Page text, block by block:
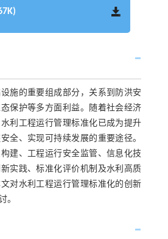
施的重要组成部分，关系到防洪安
保护等多方面利益。随着社会经济
利工程运行管理标准化已成为提升
全、实现可持续发展的重要途径。
建、工程运行安全监管、信息化技
实践、标准化评价机制及水利高质
对水利工程运行管理标准化的创新
。